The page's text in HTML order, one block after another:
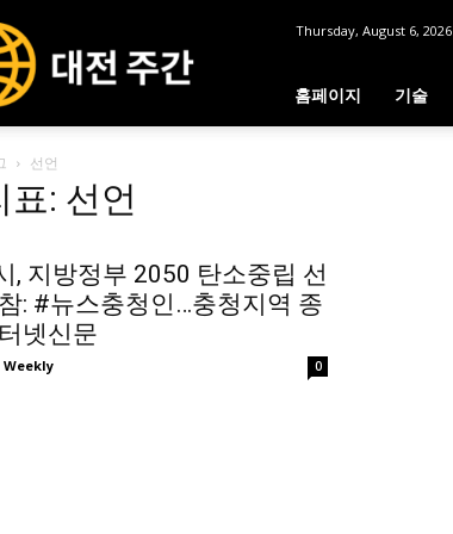
Thursday, August 6, 2026
홈페이지 기술
선언
표: 선언
, 지방정부 2050 탄소중립 선
: #뉴스충청인…충청지역 종
넷신문
Weekly 0